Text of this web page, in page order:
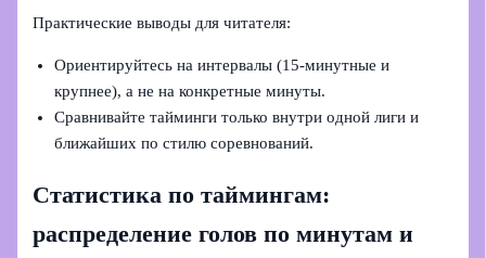
Практические выводы для читателя:
Ориентируйтесь на интервалы (15-минутные и
крупнее), а не на конкретные минуты.
Сравнивайте тайминги только внутри одной лиги и
ближайших по стилю соревнований.
Статистика по таймингам:
распределение голов по минутам и